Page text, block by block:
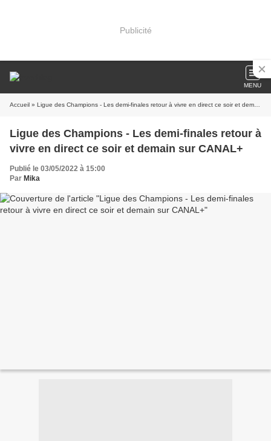
Publicité
MENU
Accueil » Ligue des Champions - Les demi-finales retour à vivre en direct ce soir et demain sur CANAL+
Ligue des Champions - Les demi-finales retour à
vivre en direct ce soir et demain sur CANAL+
Publié le 03/05/2022 à 15:00
Par Mika